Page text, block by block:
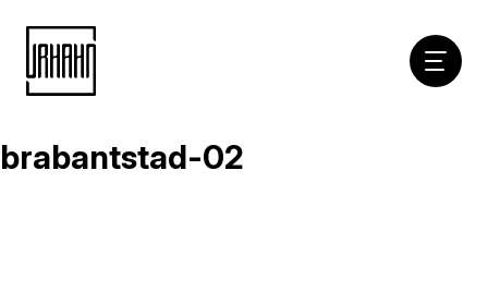
Naar
brabantstad-02